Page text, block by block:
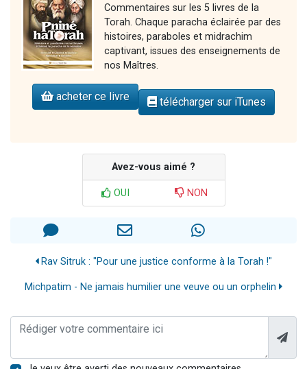
Commentaires sur les 5 livres de la
Torah. Chaque paracha éclairée par des
histoires, paraboles et midrachim
captivant, issues des enseignements de
nos Maîtres.
acheter ce livre télécharger sur iTunes
Avez-vous aimé ?
OUI NON
Rav Sitruk : "Pour une justice conforme à la Torah !"
Michpatim - Ne jamais humilier une veuve ou un orphelin